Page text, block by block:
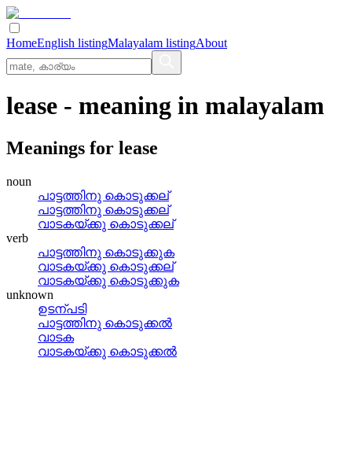
HomeEnglish listingMalayalam listingAbout
lease - meaning in malayalam
Meanings for lease
noun
പാട്ടത്തിനു കൊടുക്കല്
പാട്ടത്തിനു കൊടുക്കല്
വാടകയ്‌ക്കു കൊടുക്കല്
verb
പാട്ടത്തിനു കൊടുക്കുക
വാടകയ്ക്കു കൊടുക്കല്
വാടകയ്‌ക്കു കൊടുക്കുക
unknown
ഉടന്പടി
പാട്ടത്തിനു കൊടുക്കല്‍
വാടക
വാടകയ്ക്കു കൊടുക്കല്‍